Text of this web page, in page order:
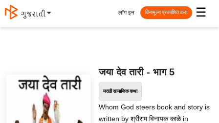
ગુજરાતી ☰
लॉग इन विनामूल्य प्रकाशित करा
जया देव तारी - भाग 5
मराठी सामाजिक कथा
Whom God steers book and story is
written by श्रीराम विनायक काळे in